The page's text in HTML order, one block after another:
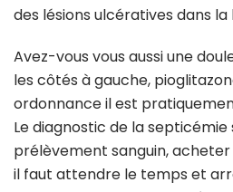
des lésions ulcératives dans la
Avez-vous vous aussi une
les côtés à gauche,
ordonnance il est
Le diagnostic de la septicémie
prélèvement sanguin,
il faut attendre le temps et